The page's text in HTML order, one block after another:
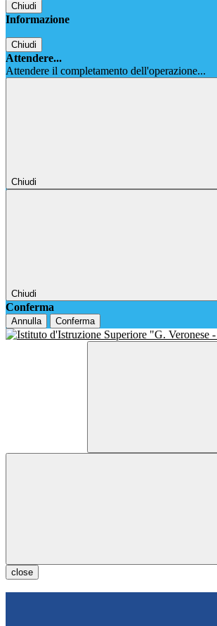
Chiudi
Informazione
Chiudi
Attendere...
Attendere il completamento dell'operazione...
Chiudi
Chiudi
Conferma
Annulla Conferma
close